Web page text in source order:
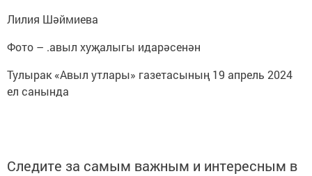
Лилия Шәймиева
Фото – .авыл хуҗалыгы идарәсенән
Тулырак «Авыл утлары» газетасының 19 апрель 2024
ел санында
Следите за самым важным и интересным в